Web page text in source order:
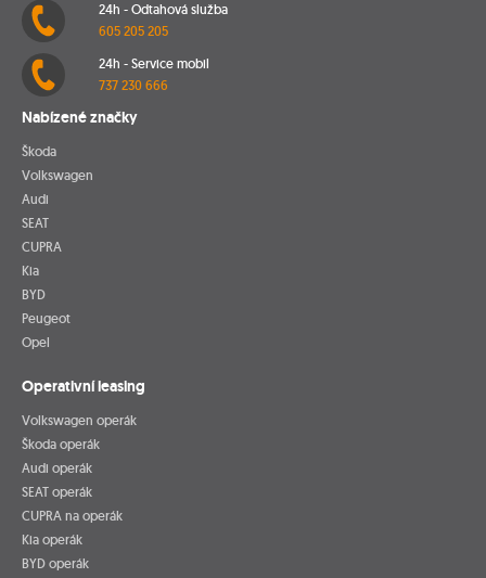
24h - Odtahová služba
605 205 205
24h - Service mobil
737 230 666
Nabízené značky
Škoda
Volkswagen
Audi
SEAT
CUPRA
Kia
BYD
Peugeot
Opel
Operativní leasing
Volkswagen operák
Škoda operák
Audi operák
SEAT operák
CUPRA na operák
Kia operák
BYD operák